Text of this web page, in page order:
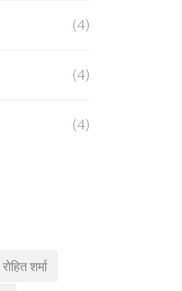
(4)
(4)
(4)
रोहित शर्मा